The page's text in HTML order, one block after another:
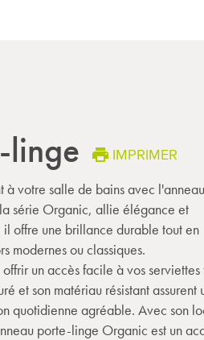
linge IMPRIMER
à votre salle de bains avec
série Organic, allie élégance et
offre une brillance durable tout en
modernes ou classiques.
un accès facile à vos serviettes
et son matériau résistant assurent
quotidienne agréable. Avec son
porte-linge Organic est un